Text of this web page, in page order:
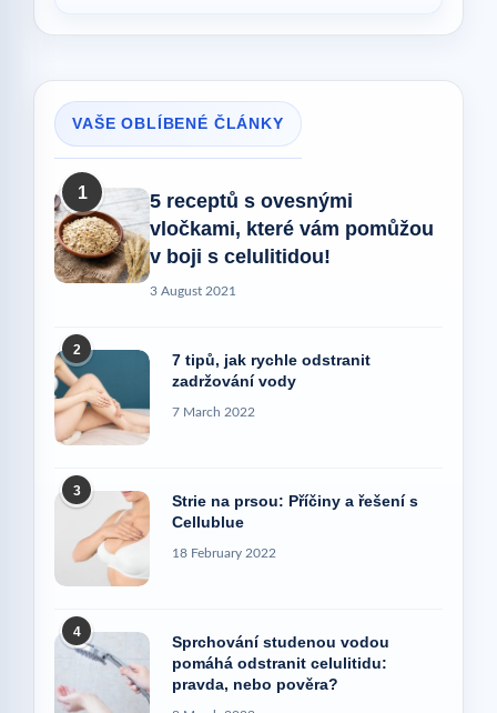
VAŠE OBLÍBENÉ ČLÁNKY
1
5 receptů s ovesnými
vločkami, které vám pomůžou
v boji s celulitidou!
3 August 2021
2
7 tipů, jak rychle odstranit
zadržování vody
7 March 2022
3
Strie na prsou: Příčiny a řešení s
Cellublue
18 February 2022
4
Sprchování studenou vodou
pomáhá odstranit celulitidu:
pravda, nebo pověra?